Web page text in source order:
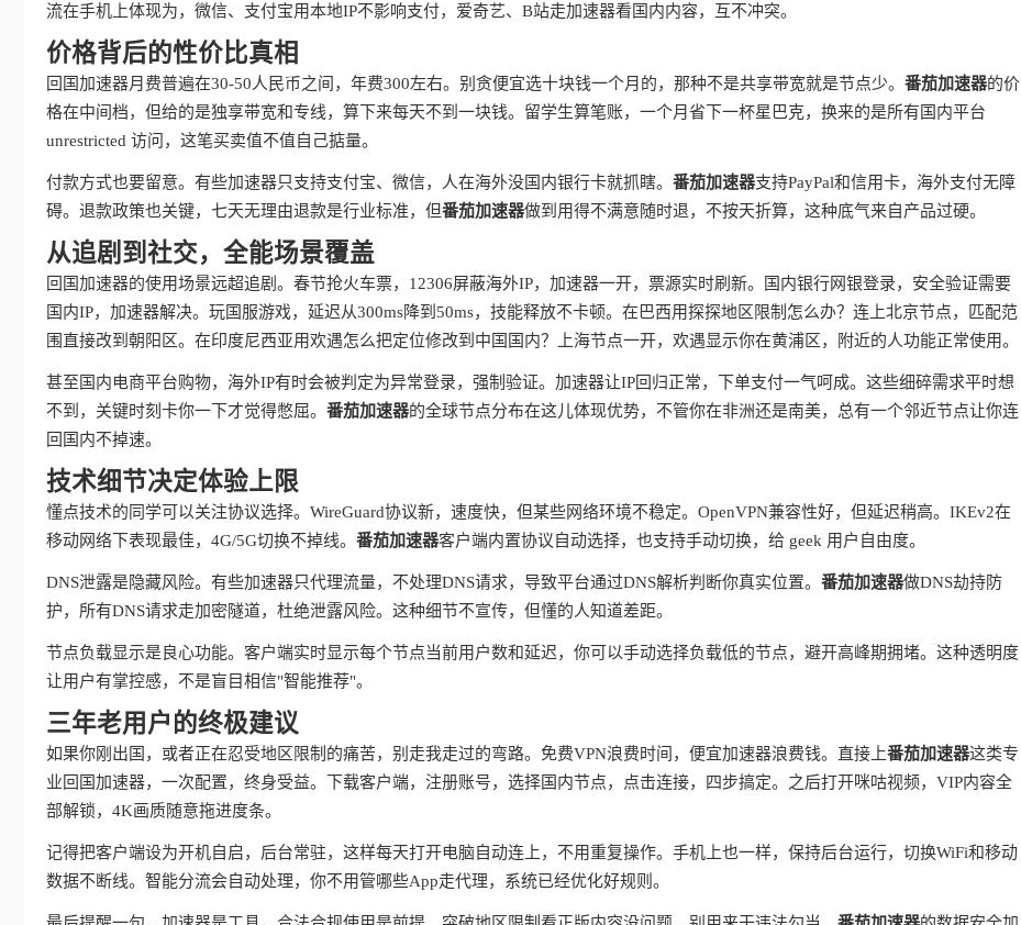
流在手机上体现为，微信、支付宝用本地IP不影响支付，爱奇艺、B站走加速器看国内内容，互不冲突。
价格背后的性价比真相
回国加速器月费普遍在30-50人民币之间，年费300左右。别贪便宜选十块钱一个月的，那种不是共享带宽就是节点少。 番茄加速器的价
格在中间档，但给的是独享带宽和专线，算下来每天不到一块钱。留学生算笔账，一个月省下一杯星巴克，换来的是所有国内平台
unrestricted 访问，这笔买卖值不值自己掂量。
付款方式也要留意。有些加速器只支持支付宝、微信，人在海外没国内银行卡就抓瞎。 番茄加速器支持PayPal和信用卡，海外支付无障
碍。退款政策也关键，七天无理由退款是行业标准，但番茄加速器做到用得不满意随时退，不按天折算，这种底气来自产品过硬。
从追剧到社交，全能场景覆盖
回国加速器的使用场景远超追剧。春节抢火车票，12306屏蔽海外IP，加速器一开，票源实时刷新。国内银行网银登录，安全验证需要
国内IP，加速器解决。玩国服游戏，延迟从300ms降到50ms，技能释放不卡顿。在巴西用探探地区限制怎么办？连上北京节点，匹配范
围直接改到朝阳区。在印度尼西亚用欢遇怎么把定位修改到中国国内？上海节点一开，欢遇显示你在黄浦区，附近的人功能正常使用。
甚至国内电商平台购物，海外IP有时会被判定为异常登录，强制验证。加速器让IP回归正常，下单支付一气呵成。这些细碎需求平时想
不到，关键时刻卡你一下才觉得憋屈。 番茄加速器的全球节点分布在这儿体现优势，不管你在非洲还是南美，总有一个邻近节点让你连
回国内不掉速。
技术细节决定体验上限
懂点技术的同学可以关注协议选择。WireGuard协议新，速度快，但某些网络环境不稳定。OpenVPN兼容性好，但延迟稍高。IKEv2在
移动网络下表现最佳，4G/5G切换不掉线。 番茄加速器客户端内置协议自动选择，也支持手动切换，给 geek 用户自由度。
DNS泄露是隐藏风险。有些加速器只代理流量，不处理DNS请求，导致平台通过DNS解析判断你真实位置。 番茄加速器做DNS劫持防
护，所有DNS请求走加密隧道，杜绝泄露风险。这种细节不宣传，但懂的人知道差距。
节点负载显示是良心功能。客户端实时显示每个节点当前用户数和延迟，你可以手动选择负载低的节点，避开高峰期拥堵。这种透明度
让用户有掌控感，不是盲目相信"智能推荐"。
三年老用户的终极建议
如果你刚出国，或者正在忍受地区限制的痛苦，别走我走过的弯路。免费VPN浪费时间，便宜加速器浪费钱。直接上番茄加速器这类专
业回国加速器，一次配置，终身受益。下载客户端，注册账号，选择国内节点，点击连接，四步搞定。之后打开咪咕视频，VIP内容全
部解锁，4K画质随意拖进度条。
记得把客户端设为开机自启，后台常驻，这样每天打开电脑自动连上，不用重复操作。手机上也一样，保持后台运行，切换WiFi和移动
数据不断线。智能分流会自动处理，你不用管哪些App走代理，系统已经优化好规则。